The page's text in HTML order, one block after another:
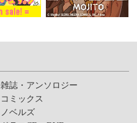
雑誌・アンソロジー
コミックス
ノベルズ